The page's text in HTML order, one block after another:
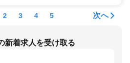
2 3 4 5 次へ
新着求人を受け取る